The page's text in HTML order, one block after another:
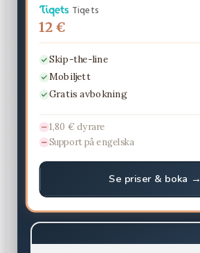
Tiqets
12 €
Skip-the-line
Mobiljett
Gratis avbokning
1,80 € dyrare
Support på engelska
Se priser & boka →